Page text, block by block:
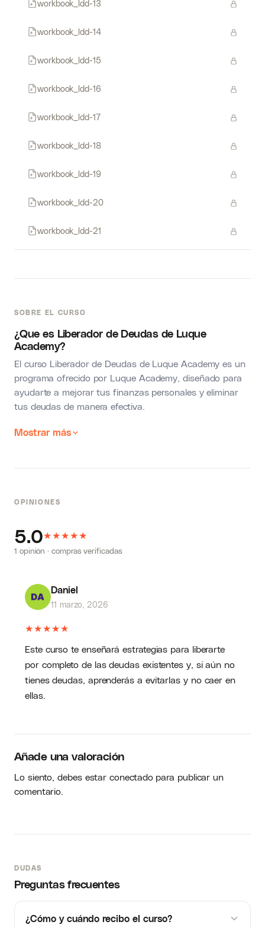
SOBRE EL CURSO
¿Que es Liberador de Deudas de Luque
Academy?
El curso Liberador de Deudas de Luque Academy es un
programa ofrecido por Luque Academy, diseñado para
ayudarte a mejorar tus finanzas personales y eliminar
tus deudas de manera efectiva.
Mostrar más
workbook_ldd-13
workbook_ldd-14
workbook_ldd-15
workbook_ldd-16
workbook_ldd-17
workbook_ldd-18
workbook_ldd-19
workbook_ldd-20
workbook_ldd-21
OPINIONES
5.0★★★★★
1 opinión · compras verificadas
Daniel
11 marzo, 2026
★★★★★
Este curso te enseñará estrategias para liberarte
por completo de las deudas existentes y, si aún no
tienes deudas, aprenderás a evitarlas y no caer en
ellas.
Añade una valoración
Lo siento, debes estarconectadopara publicar un
comentario.
DUDAS
Preguntas frecuentes
¿Cómo y cuándo recibo el curso?